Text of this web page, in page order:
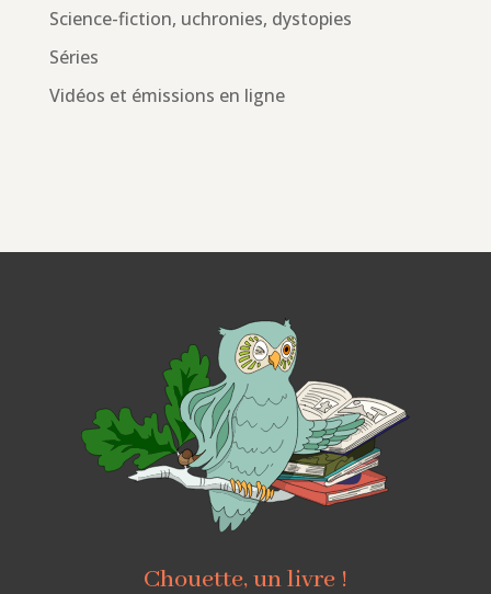
Science-fiction, uchronies, dystopies
Séries
Vidéos et émissions en ligne
Chouette, un livre !